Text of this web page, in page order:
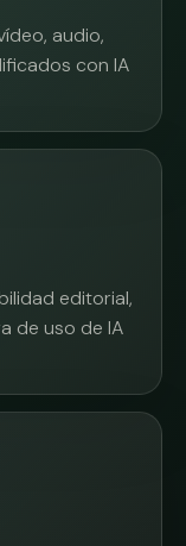
audio,
con IA
editorial,
de uso de IA